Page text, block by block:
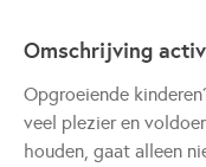
Omschrijving
Opgroeiende
veel plezier en
houden, gaat alleen